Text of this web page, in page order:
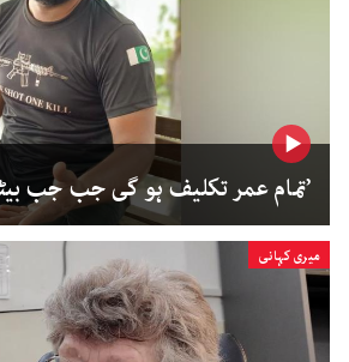
’تمام عمر تکلیف ہو گی جب جب بیٹا
میری کہانی